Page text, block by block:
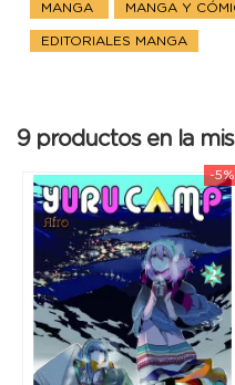
MANGA MANGA Y
EDITORIALES MANGA
9 productos en la
-5%